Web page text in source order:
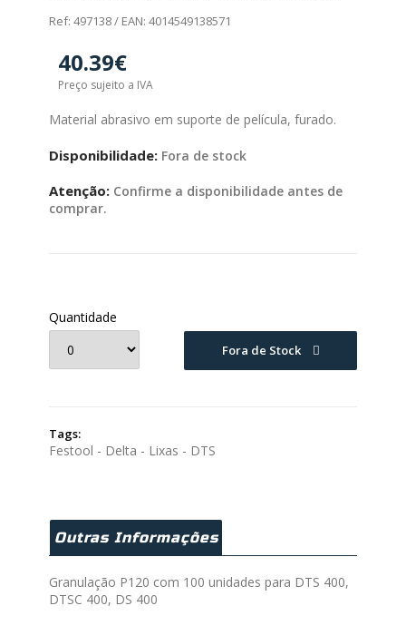
Ref: 497138 / EAN: 4014549138571
40.39€
Preço sujeito a IVA
Material abrasivo em suporte de película, furado.
Disponibilidade: Fora de stock
Atenção: Confirme a disponibilidade antes de
comprar.
Quantidade
Fora de Stock
Tags:
Festool - Delta - Lixas - DTS
Outras Informações
Granulação P120 com 100 unidades para DTS 400,
DTSC 400, DS 400